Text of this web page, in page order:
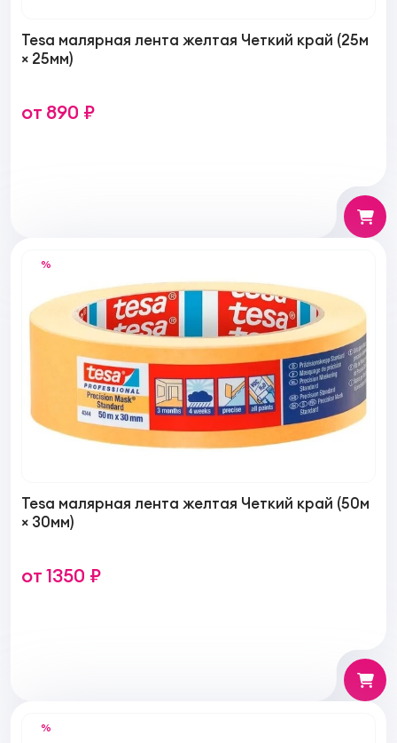
Tesa малярная лента желтая Четкий край (25м
× 25мм)
от 890 ₽
%
Tesa малярная лента желтая Четкий край (50м
× 30мм)
от 1350 ₽
%